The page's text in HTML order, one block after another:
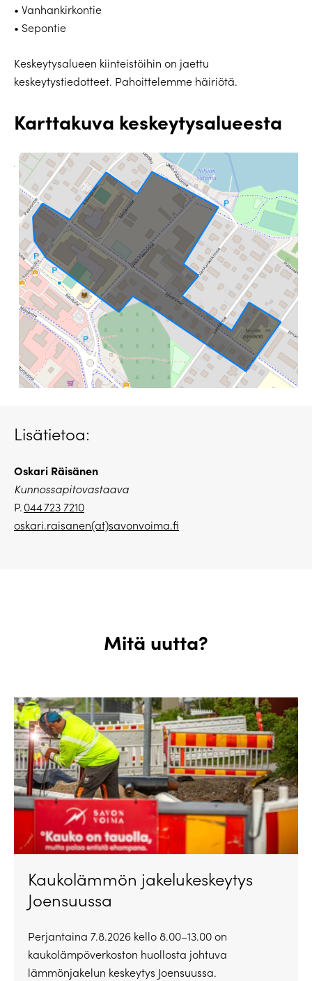
• Vanhankirkontie
• Sepontie
Keskeytysalueen kiinteistöihin on jaettu
keskeytystiedotteet. Pahoittelemme häiriötä.
Karttakuva keskeytysalueesta
Lisätietoa:
Oskari Räisänen
Kunnossapitovastaava
P.044 723 7210
oskari.raisanen(at)savonvoima.fi
Mitä uutta?
Kaukolämmön jakelukeskeytys
Joensuussa
Perjantaina 7.8.2026 kello 8.00–13.00 on
kaukolämpöverkoston huollosta johtuva
lämmönjakelun keskeytys Joensuussa.